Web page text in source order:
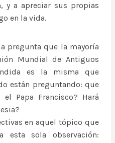
y a apreciar sus propias
en la vida.
pregunta que la mayoría
Mundial de Antiguos
es la misma que
están preguntando: que
Papa Francisco? Hará
en aquel tópico que
esta sola observación: